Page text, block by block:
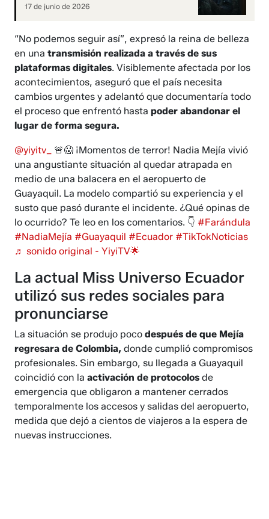
17 de junio de 2026
“No podemos seguir así”, expresó la reina de belleza
en unatransmisión realizada a través de sus
plataformas digitales. Visiblemente afectada por los
acontecimientos, aseguró que el país necesita
cambios urgentes y adelantó que documentaría todo
el proceso que enfrentó hastapoder abandonar el
lugar de forma segura.
@yiyitv_
🚨😱 ¡Momentos de terror! Nadia Mejía vivió
una angustiante situación al quedar atrapada en
medio de una balacera en el aeropuerto de
Guayaquil. La modelo compartió su experiencia y el
susto que pasó durante el incidente. ¿Qué opinas de
lo ocurrido? Te leo en los comentarios. 👇 #Farándula
#NadiaMejía #Guayaquil #Ecuador #TikTokNoticias
♬ sonido original - YiyiTV🌟
La actual Miss Universo Ecuador
utilizó sus redes sociales para
pronunciarse
La situación se produjo poco después de que Mejía
regresara de Colombia,donde cumplió compromisos
profesionales. Sin embargo, su llegada a Guayaquil
coincidió con laactivación de protocolosde
emergencia que obligaron a mantener cerrados
temporalmente los accesos y salidas del aeropuerto,
medida que dejó a cientos de viajeros a la espera de
nuevas instrucciones.